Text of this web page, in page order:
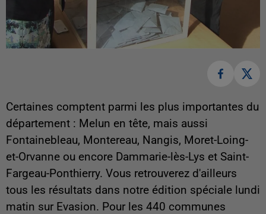
Certaines comptent parmi les plus importantes du
département : Melun en tête, mais aussi
Fontainebleau, Montereau, Nangis, Moret-Loing-
et-Orvanne ou encore Dammarie-lès-Lys et Saint-
Fargeau-Ponthierry. Vous retrouverez d'ailleurs
tous les résultats dans notre édition spéciale lundi
matin sur Evasion. Pour les 440 communes